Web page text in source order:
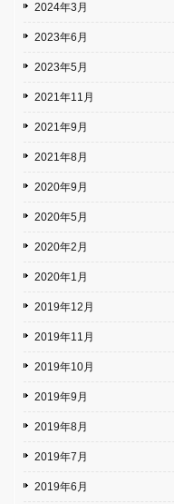
2024年3月
2023年6月
2023年5月
2021年11月
2021年9月
2021年8月
2020年9月
2020年5月
2020年2月
2020年1月
2019年12月
2019年11月
2019年10月
2019年9月
2019年8月
2019年7月
2019年6月